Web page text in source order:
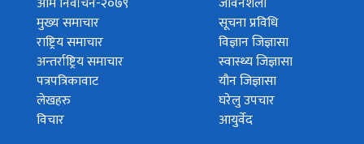
मुख्य समाचार
राष्ट्रिय समाचार
अन्तर्राष्ट्रिय समाचार
पत्रपत्रिकावाट
लेखहरु
विचार
सूचना प्रविधि
विज्ञान जिज्ञासा
स्वास्थ्य जिज्ञासा
यौन जिज्ञासा
घरेलु उपचार
आयुर्वेद